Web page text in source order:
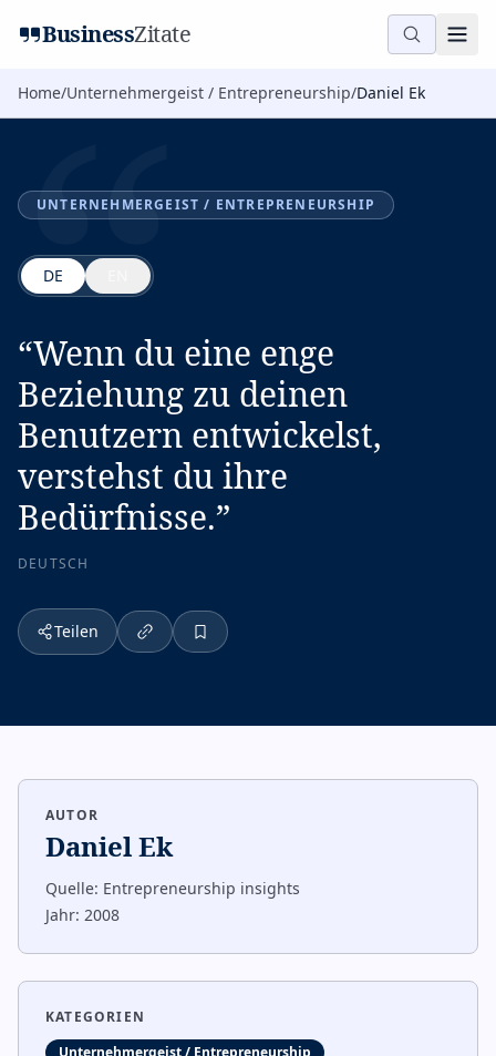
BusinessZitate
Home/Unternehmergeist / Entrepreneurship/Daniel Ek
“
UNTERNEHMERGEIST / ENTREPRENEURSHIP
DE
“Wenn du eine enge
Beziehung zu deinen
Benutzern entwickelst,
verstehst du ihre
Bedürfnisse.”
DEUTSCH
Teilen
AUTOR
Daniel Ek
Quelle: Entrepreneurship insights
Jahr: 2008
KATEGORIEN
Unternehmergeist / Entrepreneurship